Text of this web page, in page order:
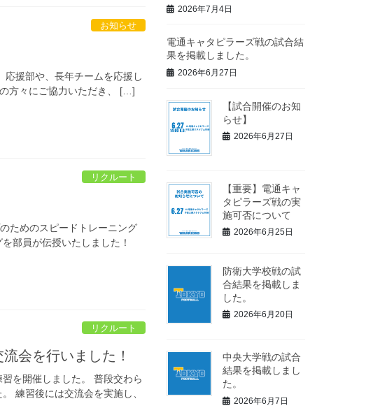
お知らせ
援部や、長年チームを応援し
方々にご協力いただき、 […]
リクルート
ためのスピードトレーニング
部員が伝授いたしました！
リクルート
会を行いました！
を開催しました。 普段交わら
練習後には交流会を実施し、
2026年7月4日
電通キャタピラーズ戦の試合結
果を掲載しました。
2026年6月27日
【試合開催のお知
らせ】
2026年6月27日
【重要】電通キャ
タピラーズ戦の実
施可否について
2026年6月25日
防衛大学校戦の試
合結果を掲載しま
した。
2026年6月20日
中央大学戦の試合
結果を掲載しまし
た。
2026年6月7日